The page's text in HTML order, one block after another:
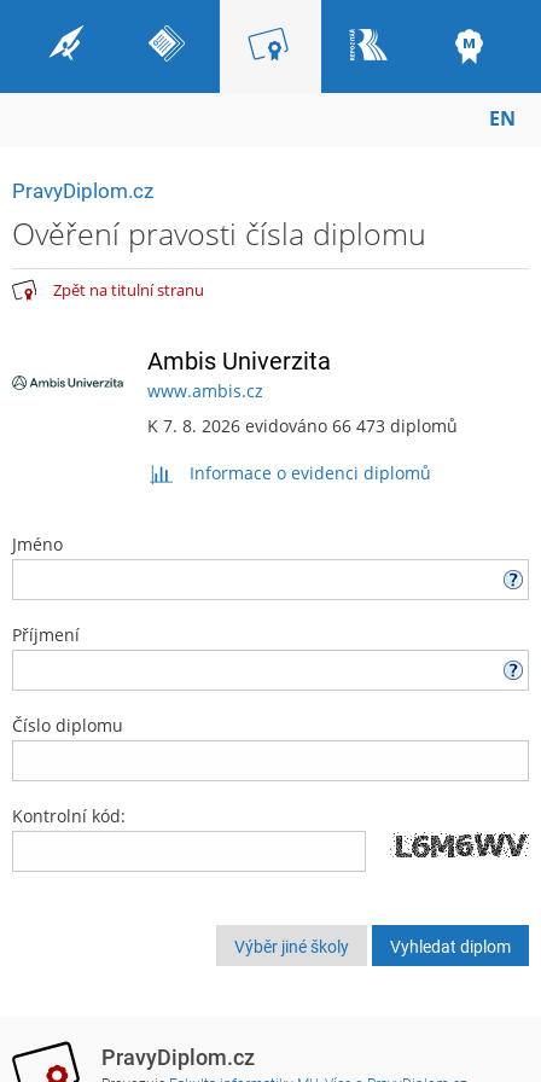
EN
PravyDiplom.cz
Ověření pravosti čísla diplomu
Zpět na titulní stranu
Ambis Univerzita
www.ambis.cz
K 7. 8. 2026 evidováno 66 473 diplomů
Informace o evidenci diplomů
Jméno
Příjmení
Číslo diplomu
Kontrolní kód:
Výběr jiné školy
PravyDiplom.cz